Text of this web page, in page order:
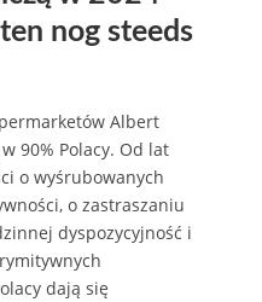
nog steeds
Albert
90% Polacy. Od lat
o wyśrubowanych
o zastraszaniu
dyspozycyjność i
dają się